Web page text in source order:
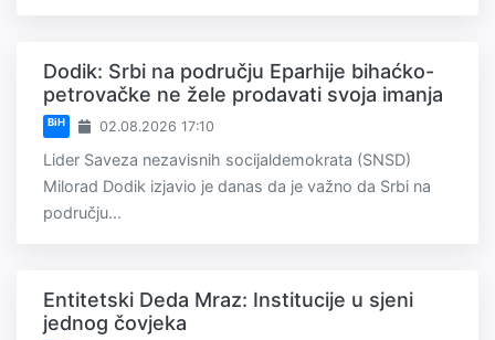
Dodik: Srbi na području Eparhije bihaćko-
petrovačke ne žele prodavati svoja imanja
BiH 02.08.2026 17:10
Lider Saveza nezavisnih socijaldemokrata (SNSD)
Milorad Dodik izjavio je danas da je važno da Srbi na
području...
Entitetski Deda Mraz: Institucije u sjeni
jednog čovjeka